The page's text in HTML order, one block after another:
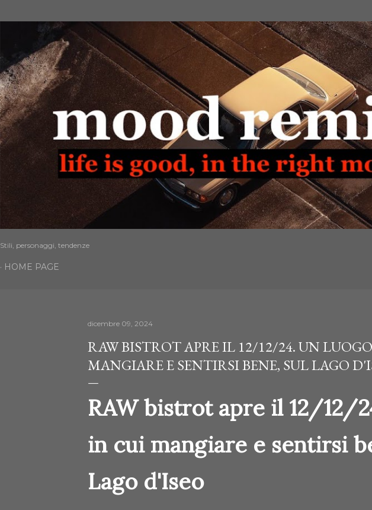
Stili, personaggi, tendenze
HOME PAGE
dicembre 09, 2024
RAW BISTROT APRE IL 12/12/24. UN
MANGIARE E SENTIRSI BENE, SUL LAGO
RAW bistrot apre il 12/12/
in cui mangiare e sentirsi
Lago d'Iseo